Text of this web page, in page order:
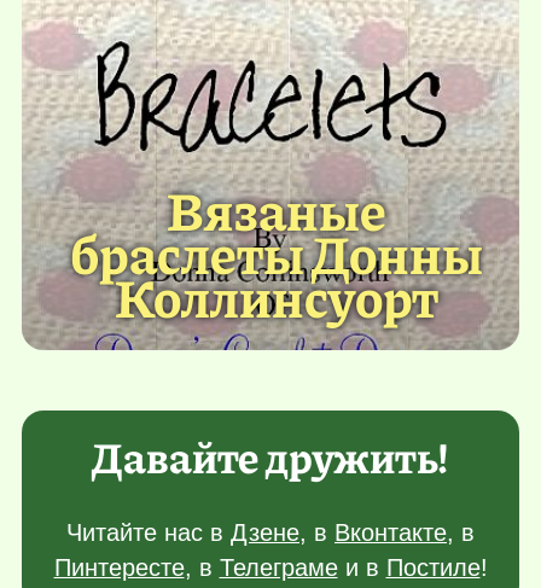
Вязаные
браслеты Донны
Коллинсуорт
Давайте дружить!
Читайте нас в Дзене, в Вконтакте, в
Пинтересте, в Телеграмеи в Постиле!